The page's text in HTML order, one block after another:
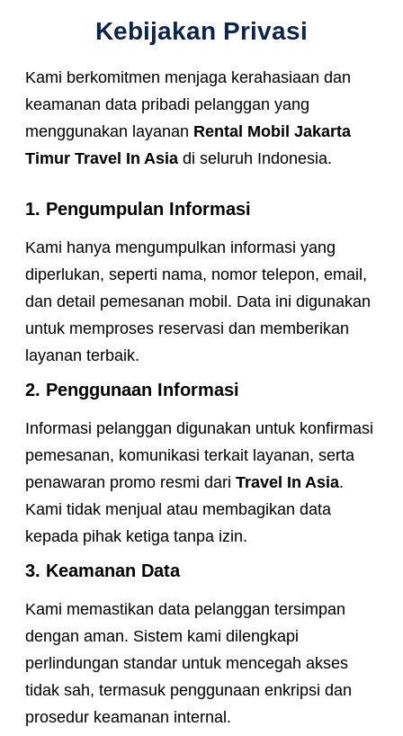
Kebijakan Privasi
Kami berkomitmen menjaga kerahasiaan dan
keamanan data pribadi pelanggan yang
menggunakan layanan Rental Mobil Jakarta
Timur Travel In Asiadi seluruh Indonesia.
1. Pengumpulan Informasi
Kami hanya mengumpulkan informasi yang
diperlukan, seperti nama, nomor telepon, email,
dan detail pemesanan mobil. Data ini digunakan
untuk memproses reservasi dan memberikan
layanan terbaik.
2. Penggunaan Informasi
Informasi pelanggan digunakan untuk konfirmasi
pemesanan, komunikasi terkait layanan, serta
penawaran promo resmi dari Travel In Asia.
Kami tidak menjual atau membagikan data
kepada pihak ketiga tanpa izin.
3. Keamanan Data
Kami memastikan data pelanggan tersimpan
dengan aman. Sistem kami dilengkapi
perlindungan standar untuk mencegah akses
tidak sah, termasuk penggunaan enkripsi dan
prosedur keamanan internal.